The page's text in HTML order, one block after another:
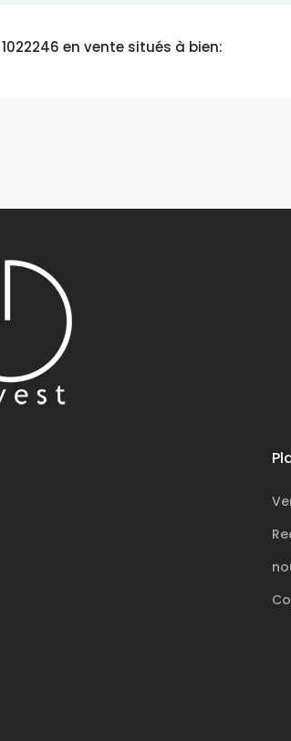
en vente situés à bien: